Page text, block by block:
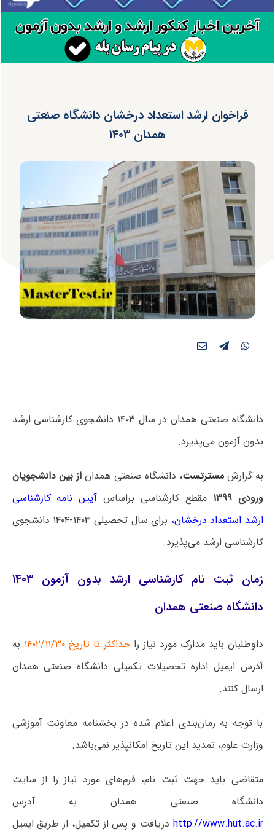
فراخوان ارشد استعداد درخشان دانشگاه صنعتی
همدان ۱۴۰۳
دانشگاه صنعتی همدان در سال ۱۴۰۳ دانشجوی کارشناسی ارشد
بدون آزمون می‌پذیرد.
به گزارشمسترتست، دانشگاه صنعتی همداناز بین دانشجویان
ورودی ۱۳۹۹
مقطع کارشناسی براساس آیین نامه کارشناسی
ارشد استعداد درخشان،
برای سال تحصیلی ۱۴۰۳-۱۴۰۴ دانشجوی
کارشناسی ارشد می‌پذیرد.
زمان ثبت نام کارشناسی ارشد بدون آزمون ۱۴۰۳
دانشگاه صنعتی همدان
داوطلبان باید مدارک مورد نیاز راحداکثر تا تاریخ ۱۴۰۲/۱۱/۳۰
به
آدرس ایمیل اداره تحصیلات تکمیلی دانشگاه صنعتی همدان
ارسال کنند.
با توجه به زمان‌بندی اعلام شده در بخشنامه معاونت آموزشی
وزارت علوم،تمدید این تاریخ امکانپذیر نمی‌باشد.
متقاضی باید جهت ثبت نام، فرم‌های مورد نیاز را از سایت
دانشگاه صنعتی همدان به آدرس
http://www.hut.ac.ir دریافت و پس از تکمیل، از طریق ایمیل